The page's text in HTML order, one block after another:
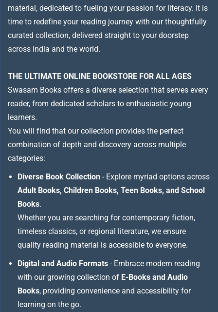
material, dedicated to fueling your passion for literacy. It is
time to redefine your reading journey with our thoughtfully
curated collection, delivered straight to your doorstep
across India and the world.
THE ULTIMATE ONLINE BOOKSTORE FOR ALL AGES
Swasam Books offers a diverse selection that serves every
reader, from dedicated scholars to enthusiastic young
learners.
You will find that our collection provides the perfect
combination of depth and discovery across multiple
categories:
Diverse Book Collection - Explore myriad options across
Adult Books, Children Books, Teen Books, and School
Books.
Whether you are searching for contemporary fiction,
timeless classics, or regional literature, we ensure
quality reading material is accessible to everyone.
Digital and Audio Formats - Embrace modern reading
with our growing collection of E-Books and Audio
Books, providing convenience and accessibility for
learning on the go.